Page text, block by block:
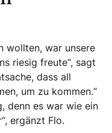
wollten, war unsere
riesig freute“, sagt
dass all
um zu kommen.“
denn es war wie ein
ergänzt Flo.